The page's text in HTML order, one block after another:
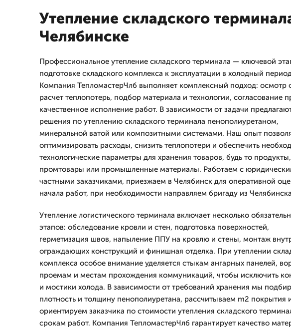
Утепление складского
Челябинске
Профессиональное утепление складского терминала — ключевой
подготовке складского комплекса к эксплуатации в холодный
Компания ТепломастерЧлб выполняет комплексный подход: осмотр
расчет теплопотерь, подбор материала и технологии, согласование
качественное исполнение работ. В зависимости от задачи
решения по утеплению складского терминала пенополиуретаном,
минеральной ватой или композитными системами. Наш опыт
оптимизировать расходы, снизить теплопотери и обеспечить
технологические параметры для хранения товаров, будь то продукты,
промтовары или промышленные материалы. Работаем с
частными заказчиками, приезжаем в Челябинск для оперативной
начала работ, при необходимости направляем бригаду из
Утепление логистического терминала включает несколько
этапов: обследование кровли и стен, подготовка поверхностей,
герметизация швов, напыление ППУ на кровлю и стены, монтаж
ограждающих конструкций и финишная отделка. При утеплении
комплекса особое внимание уделяется стыкам ангарных панелей,
проемам и местам прохождения коммуникаций, чтобы исключить
и мостики холода. В зависимости от требований хранения мы
плотность и толщину пенополиуретана, рассчитываем m2 покрытия
ориентируем заказчика по стоимости утепления складского
срокам работ. Компания ТепломастерЧлб гарантирует качество